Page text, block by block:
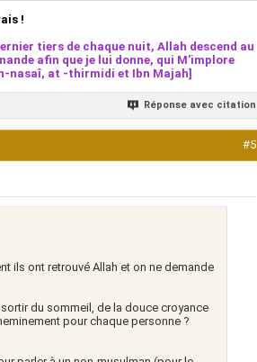
!
tiers de chaque nuit, Allah descend au
afin que je lui donne, qui M’implore
nasaî, at -thirmidi et Ibn Majah]
Réponse avec citation
#5
ils ont retrouvé Allah et on ne demande
du sommeil, de la douce croyance
pour chaque personne ?